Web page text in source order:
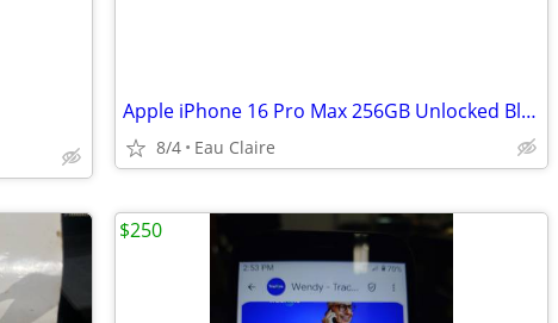
Apple iPhone 16 Pro Max 256GB Unlocked Black
8/4 Eau Claire
$250